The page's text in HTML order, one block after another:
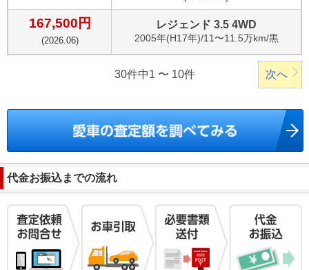
167,500 円
(2026.06)
レジェンド 3.5 4WD
2005年(H17年)/11〜11.5万km/黒
30件中1 〜 10件 次へ
代金お振込までの流れ